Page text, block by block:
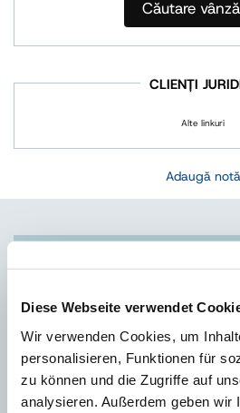
Diese Webseite verwendet
Wir verwenden Cookies, um
personalisieren, Funktionen für
zu können und die Zugriffe auf
analysieren. Außerdem geben wir
Căutare
CLIENȚI
Alte linkuri
Adaugă notă
Produktdatenblatt Austrotherm PE